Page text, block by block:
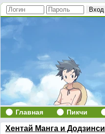
Главная Пикчи
Хентай Манга и Додзинси